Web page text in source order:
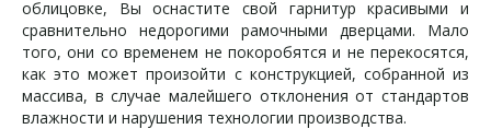
облицовке, Вы оснастите свой гарнитур красивыми и
сравнительно недорогими рамочными дверцами. Мало
того, они со временем не покоробятся и не перекосятся,
как это может произойти с конструкцией, собранной из
массива, в случае малейшего отклонения от стандартов
влажности и нарушения технологии производства.